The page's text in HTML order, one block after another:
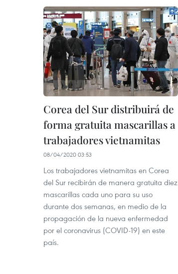
Corea del Sur distribuirá de
forma gratuita mascarillas a
trabajadores vietnamitas
08/04/2020 03:53
Los trabajadores vietnamitas en Corea
del Sur recibirán de manera gratuita diez
mascarillas cada uno para su uso
durante dos semanas, en medio de la
propagación de la nueva enfermedad
por el coronavirus (COVID-19) en este
país.